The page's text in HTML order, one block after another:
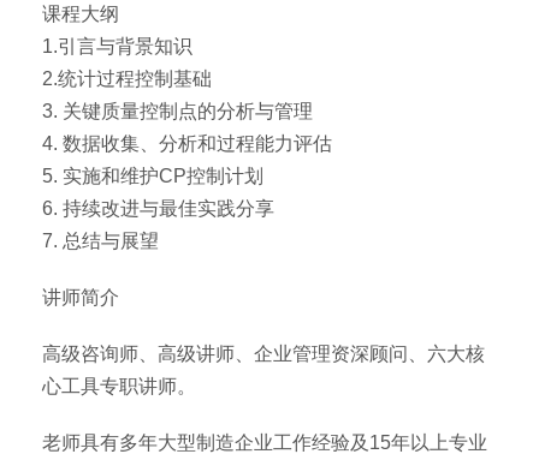
课程大纲
1.引言与背景知识
2.统计过程控制基础
3. 关键质量控制点的分析与管理
4. 数据收集、分析和过程能力评估
5. 实施和维护CP控制计划
6. 持续改进与最佳实践分享
7. 总结与展望
讲师简介
高级咨询师、高级讲师、企业管理资深顾问、六大核
心工具专职讲师。
老师具有多年大型制造企业工作经验及15年以上专业